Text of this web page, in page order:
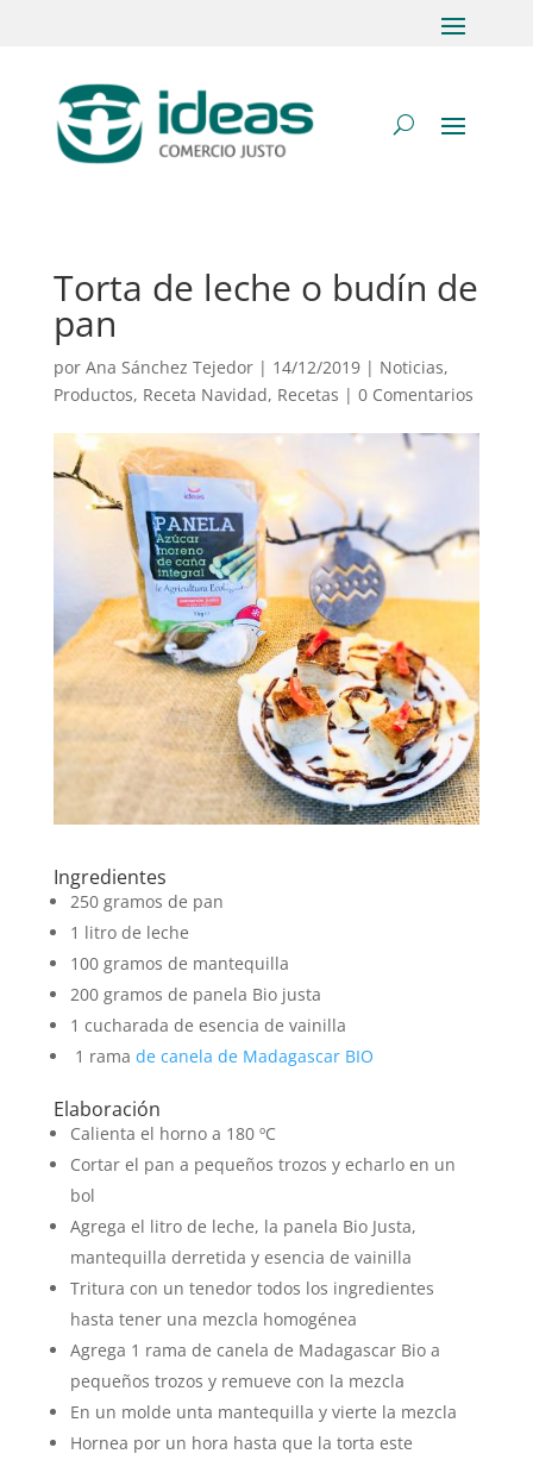
Torta de leche o budín de
pan
por Ana Sánchez Tejedor| 14/12/2019 | Noticias,
Productos, Receta Navidad, Recetas | 0 Comentarios
Ingredientes
250 gramos de pan
1 litro de leche
100 gramos de mantequilla
200 gramos de panela Bio justa
1 cucharada de esencia de vainilla
1 rama de canela de Madagascar BIO
Elaboración
Calienta el horno a 180 ºC
Cortar el pan a pequeños trozos y echarlo en un
bol
Agrega el litro de leche, la panela Bio Justa,
mantequilla derretida y esencia de vainilla
Tritura con un tenedor todos los ingredientes
hasta tener una mezcla homogénea
Agrega 1 rama de canela de Madagascar Bio a
pequeños trozos y remueve con la mezcla
En un molde unta mantequilla y vierte la mezcla
Hornea por un hora hasta que la torta este